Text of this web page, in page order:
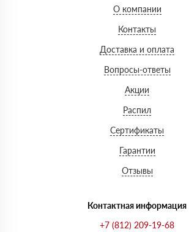
О компании
Контакты
Доставка и оплата
Вопросы-ответы
Акции
Распил
Сертификаты
Гарантии
Отзывы
Контактная информация
+7 (812) 209-19-68